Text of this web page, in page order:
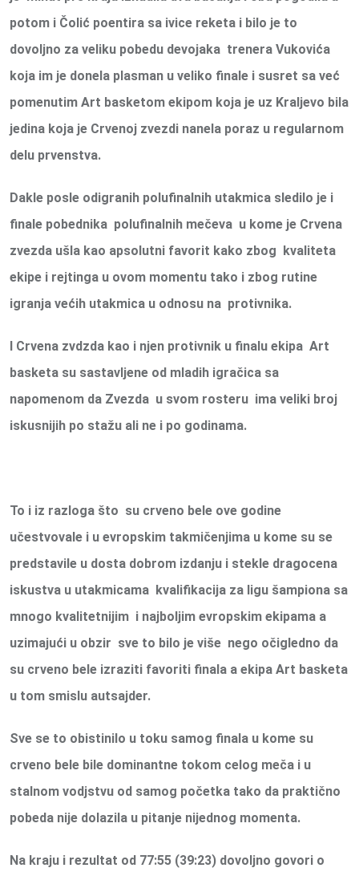
potom i Čolić poentira sa ivice reketa i bilo je to
dovoljno za veliku pobedu devojaka trenera Vukovića
koja im je donela plasman u veliko finale i susret sa već
pomenutim Art basketom ekipom koja je uz Kraljevo bila
jedina koja je Crvenoj zvezdi nanela poraz u regularnom
delu prvenstva.
Dakle posle odigranih polufinalnih utakmica sledilo je i
finale pobednika polufinalnih mečeva u kome je Crvena
zvezda ušla kao apsolutni favorit kako zbog kvaliteta
ekipe i rejtinga u ovom momentu tako i zbog rutine
igranja većih utakmica u odnosu na protivnika.
I Crvena zvdzda kao i njen protivnik u finalu ekipa Art
basketa su sastavljene od mladih igračica sa
napomenom da Zvezda u svom rosteru ima veliki broj
iskusnijih po stažu ali ne i po godinama.
To i iz razloga što su crveno bele ove godine
učestvovale i u evropskim takmičenjima u kome su se
predstavile u dosta dobrom izdanju i stekle dragocena
iskustva u utakmicama kvalifikacija za ligu šampiona sa
mnogo kvalitetnijim i najboljim evropskim ekipama a
uzimajući u obzir sve to bilo je više nego očigledno da
su crveno bele izraziti favoriti finala a ekipa Art basketa
u tom smislu autsajder.
Sve se to obistinilo u toku samog finala u kome su
crveno bele bile dominantne tokom celog meča i u
stalnom vodjstvu od samog početka tako da praktično
pobeda nije dolazila u pitanje nijednog momenta.
Na kraju i rezultat od 77:55 (39:23) dovoljno govori o